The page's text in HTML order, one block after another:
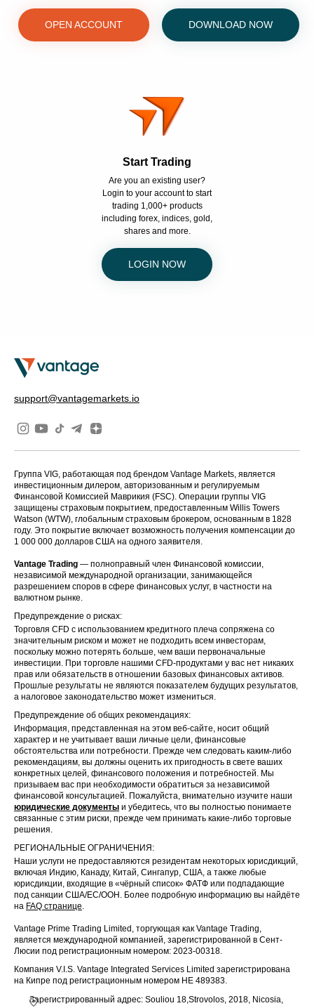
OPEN ACCOUNT DOWNLOAD NOW
Start Trading
Are you an existing user?
Login to your account to start
trading 1,000+ products
including forex, indices, gold,
shares and more.
LOGIN NOW
support@vantagemarkets.io
Группа VIG, работающая под брендом Vantage Markets, является
инвестиционным дилером, авторизованным и регулируемым
Финансовой Комиссией Маврикия (FSC). Операции группы VIG
защищены страховым покрытием, предоставленным Willis Towers
Watson (WTW), глобальным страховым брокером, основанным в 1828
году. Это покрытие включает возможность получения компенсации до
1 000 000 долларов США на одного заявителя.
Vantage Trading — полноправный член Финансовой комиссии,
независимой международной организации, занимающейся
разрешением споров в сфере финансовых услуг, в частности на
валютном рынке.
Предупреждение о рисках:
Торговля CFD с использованием кредитного плеча сопряжена со
значительным риском и может не подходить всем инвесторам,
поскольку можно потерять больше, чем ваши первоначальные
инвестиции. При торговле нашими CFD-продуктами у вас нет никаких
прав или обязательств в отношении базовых финансовых активов.
Прошлые результаты не являются показателем будущих результатов,
а налоговое законодательство может измениться.
Предупреждение об общих рекомендациях:
Информация, представленная на этом веб-сайте, носит общий
характер и не учитывает ваши личные цели, финансовые
обстоятельства или потребности. Прежде чем следовать каким-либо
рекомендациям, вы должны оценить их пригодность в свете ваших
конкретных целей, финансового положения и потребностей. Мы
призываем вас при необходимости обратиться за независимой
финансовой консультацией. Пожалуйста, внимательно изучите наши
юридические документы и убедитесь, что вы полностью понимаете
связанные с этим риски, прежде чем принимать какие-либо торговые
решения.
РЕГИОНАЛЬНЫЕ ОГРАНИЧЕНИЯ:
Наши услуги не предоставляются резидентам некоторых юрисдикций,
включая Индию, Канаду, Китай, Сингапур, США, а также любые
юрисдикции, входящие в «чёрный список» ФАТФ или подпадающие
под санкции США/ЕС/ООН. Более подробную информацию вы найдёте
на FAQ странице.
Vantage Prime Trading Limited, торгующая как Vantage Trading,
является международной компанией, зарегистрированной в Сент-
Люсии под регистрационным номером: 2023-00318.
Компания V.I.S. Vantage Integrated Services Limited зарегистрирована
на Кипре под регистрационным номером HE 489383.
Зарегистрированный адрес: Souliou 18,Strovolos, 2018, Nicosia,